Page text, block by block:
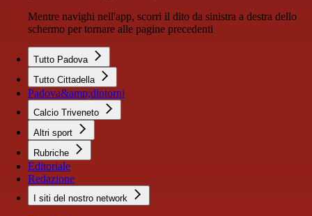
Mentre navighi nell'app, scorri il dito da sinistra a destra dello
schermo per tornare alle pagine precedenti
Tutto Padova
Tutto Cittadella
Padova&amp;dintorni
Calcio Triveneto
Altri sport
Rubriche
Editoriale
Redazione
I siti del nostro network